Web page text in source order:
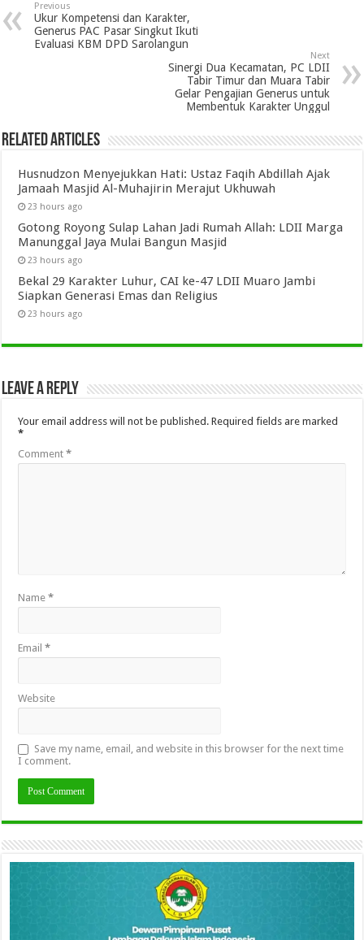
Previous
Ukur Kompetensi dan Karakter,
Generus PAC Pasar Singkut Ikuti
Evaluasi KBM DPD Sarolangun
Next
Sinergi Dua Kecamatan, PC LDII
Tabir Timur dan Muara Tabir
Gelar Pengajian Generus untuk
Membentuk Karakter Unggul
Related Articles
Husnudzon Menyejukkan Hati: Ustaz Faqih Abdillah Ajak
Jamaah Masjid Al-Muhajirin Merajut Ukhuwah
23 hours ago
Gotong Royong Sulap Lahan Jadi Rumah Allah: LDII Marga
Manunggal Jaya Mulai Bangun Masjid
23 hours ago
Bekal 29 Karakter Luhur, CAI ke-47 LDII Muaro Jambi
Siapkan Generasi Emas dan Religius
23 hours ago
Leave a Reply
Your email address will not be published. Required fields are marked
*
Comment*
Name*
Email*
Website
Save my name, email, and website in this browser for the next time
I comment.